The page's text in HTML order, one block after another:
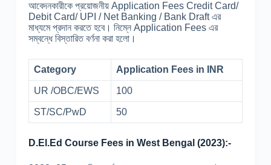
আবেদনকারীকে প্রয়োজনীয় Application Fees Credit Card/
Debit Card/ UPI / Net Banking / Bank Draft এর
মাধ্যমে প্রদান করতে হবে। নিম্নে Application Fees এর
সম্বন্ধে বিস্তারিত বর্ণনা করা হলো।
Category Application Fees in INR
UR /OBC/EWS 100
ST/SC/PwD 50
D.El.Ed Course Fees in West Bengal (2023):-